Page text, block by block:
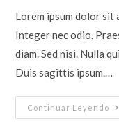
Lorem ipsum dolor sit
Integer nec odio.
diam. Sed nisi. Nulla
Duis sagittis ipsum.…
Continuar Leyendo